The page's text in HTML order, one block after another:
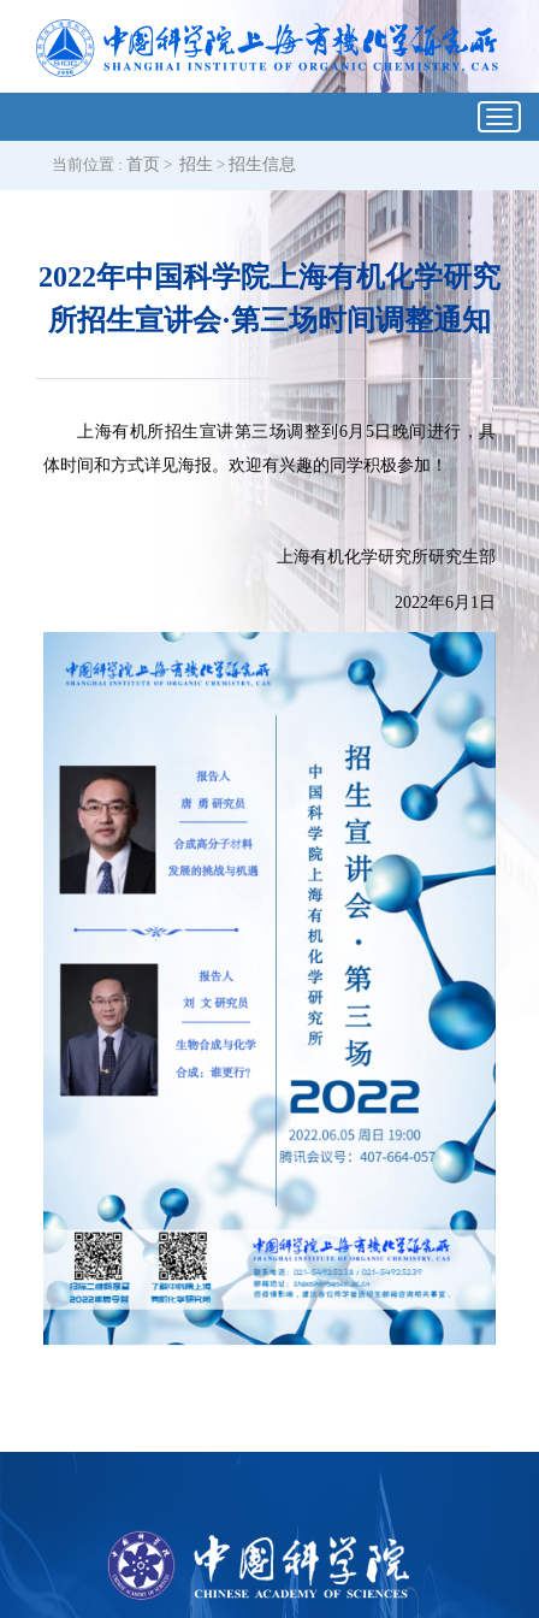
当前位置 : 首页 > 招生 > 招生信息
2022年中国科学院上海有机化学研究
所招生宣讲会·第三场时间调整通知
上海有机所招生宣讲第三场调整到6月 5日晚间进行，具
体时间和方式详见海报。欢迎有兴趣的同学积极参加 ！
上海有机化学研究所研究生部
2022年6月 1 日